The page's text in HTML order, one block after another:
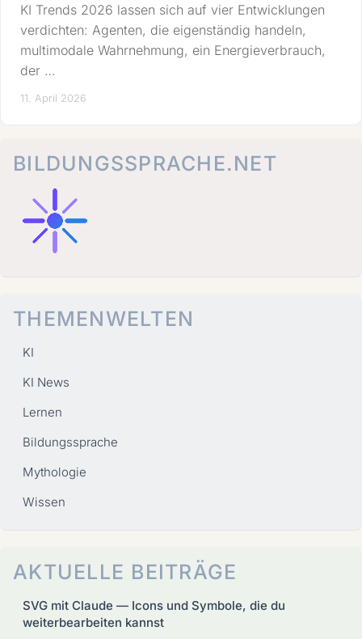
KI Trends 2026 lassen sich auf vier Entwicklungen
verdichten: Agenten, die eigenständig handeln,
multimodale Wahrnehmung, ein Energieverbrauch,
der …
11. April 2026
BILDUNGSSPRACHE.NET
THEMENWELTEN
KI
KI News
Lernen
Bildungssprache
Mythologie
Wissen
AKTUELLE BEITRÄGE
SVG mit Claude — Icons und Symbole, die du
weiterbearbeiten kannst